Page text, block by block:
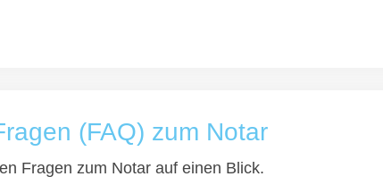
(FAQ) zum Notar
Fragen zum Notar auf einen Blick.